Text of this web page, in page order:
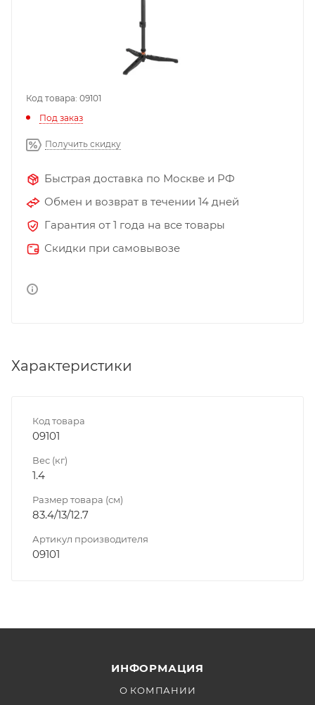
Код товара: 09101
Под заказ
Получить скидку
Быстрая доставка по Москве и РФ
Обмен и возврат в течении 14 дней
Гарантия от 1 года на все товары
Скидки при самовывозе
Характеристики
Код товара
09101
Вес (кг)
1.4
Размер товара (см)
83.4/13/12.7
Артикул производителя
09101
ИНФОРМАЦИЯ
О КОМПАНИИ